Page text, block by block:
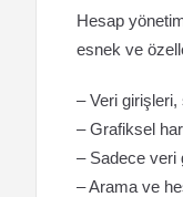
Hesap
esnek ve
– Veri
– Grafiksel
– Sadece veri
– Arama ve